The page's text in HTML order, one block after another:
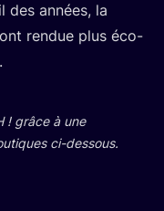
des années, la
ren­due plus éco-
.
! grâce à une
ci-dessous.